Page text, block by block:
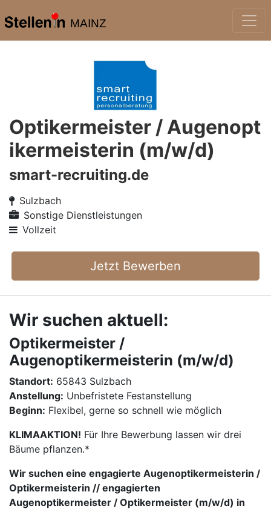
MAINZ
Optikermeister / Augenopt
ikermeisterin (m/w/d)
smart-recruiting.de
Sulzbach
Sonstige Dienstleistungen
Vollzeit
Jetzt Bewerben
Wir suchen aktuell:
Optikermeister /
Augenoptikermeisterin (m/w/d)
Standort: 65843 Sulzbach
Anstellung: Unbefristete Festanstellung
Beginn: Flexibel, gerne so schnell wie möglich
KLIMAAKTION! Für Ihre Bewerbung lassen wir drei
Bäume pflanzen.*
Wir suchen eine engagierte Augenoptikermeisterin /
Optikermeisterin // engagierten
Augenoptikermeister / Optikermeister (m/w/d) in